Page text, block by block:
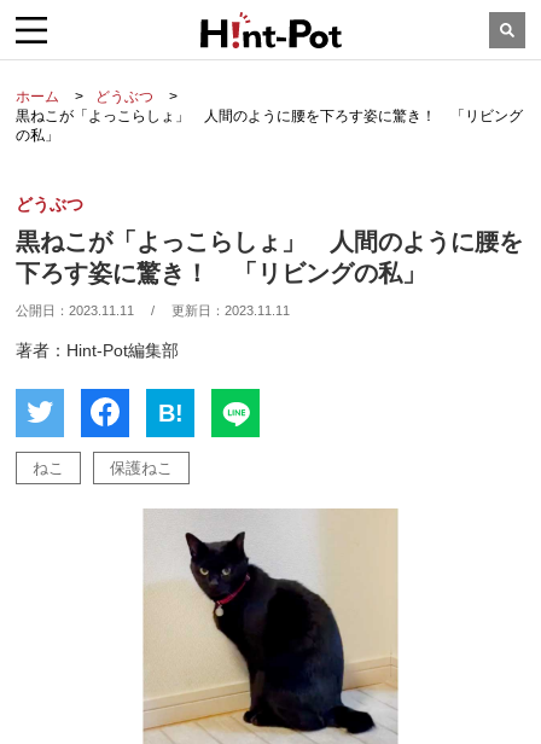
ホーム
どうぶつ
黒ねこが「よっこらしょ」 人間のように腰を下ろす姿に驚き！ 「リビング
の私」
どうぶつ
黒ねこが「よっこらしょ」 人間のように腰を
下ろす姿に驚き！ 「リビングの私」
公開日：2023.11.11 / 更新日：2023.11.11
著者：Hint-Pot編集部
B!
ねこ 保護ねこ